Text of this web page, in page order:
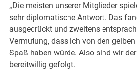
„Die meisten unserer Mitglieder
sehr diplomatische Antwort. Das
ausgedrückt und zweitens
Vermutung, dass ich von den
Spaß haben würde. Also sind wir
bereitwillig gefolgt.